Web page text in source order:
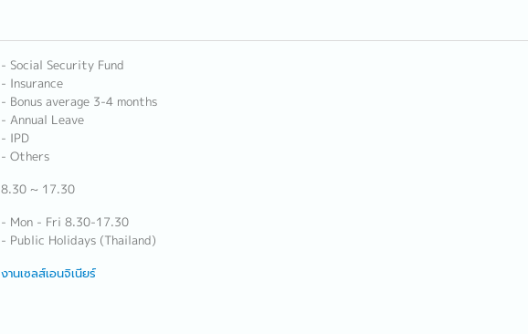
- Social Security Fund
- Insurance
- Bonus average 3-4 months
- Annual Leave
- IPD
- Others
8.30 ~ 17.30
- Mon - Fri 8.30-17.30
- Public Holidays (Thailand)
งานเซลส์เอนจิเนียร์